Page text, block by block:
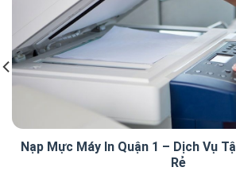
Nạp Mực Máy In Quận 1 – Dịch Vụ
Rẻ